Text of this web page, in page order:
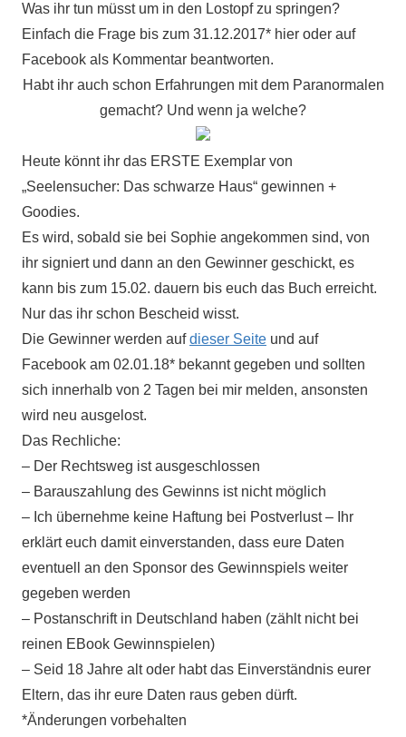
Was ihr tun müsst um in den Lostopf zu springen?
Einfach die Frage bis zum 31.12.2017* hier oder auf
Facebook als Kommentar beantworten.
Habt ihr auch schon Erfahrungen mit dem Paranormalen
gemacht? Und wenn ja welche?
Heute könnt ihr das ERSTE Exemplar von
„Seelensucher: Das schwarze Haus“ gewinnen +
Goodies.
Es wird, sobald sie bei Sophie angekommen sind, von
ihr signiert und dann an den Gewinner geschickt, es
kann bis zum 15.02. dauern bis euch das Buch erreicht.
Nur das ihr schon Bescheid wisst.
Die Gewinner werden aufdieser Seite und auf
Facebook am 02.01.18* bekannt gegeben und sollten
sich innerhalb von 2 Tagen bei mir melden, ansonsten
wird neu ausgelost.
Das Rechliche:
– Der Rechtsweg ist ausgeschlossen
– Barauszahlung des Gewinns ist nicht möglich
– Ich übernehme keine Haftung bei Postverlust – Ihr
erklärt euch damit einverstanden, dass eure Daten
eventuell an den Sponsor des Gewinnspiels weiter
gegeben werden
– Postanschrift in Deutschland haben (zählt nicht bei
reinen EBook Gewinnspielen)
– Seid 18 Jahre alt oder habt das Einverständnis eurer
Eltern, das ihr eure Daten raus geben dürft.
*Änderungen vorbehalten